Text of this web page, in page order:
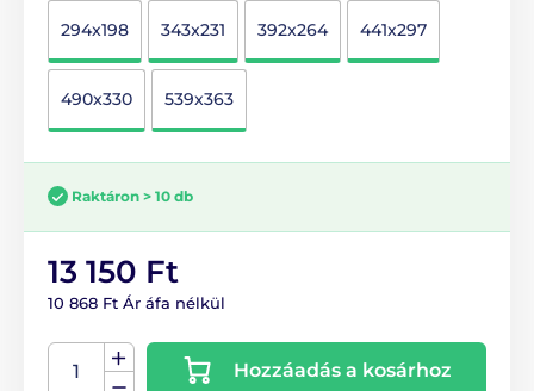
294x198 343x231 392x264 441x297
490x330 539x363
Raktáron > 10 db
13 150 Ft
10 868 Ft Ár áfa nélkül
Hozzáadás a kosárhoz